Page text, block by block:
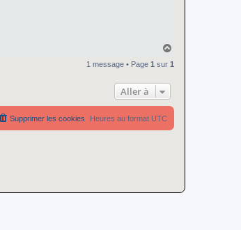
u
1 message • Page 1 sur 1
Aller à
Heures au format UTC
Supprimer les cookies